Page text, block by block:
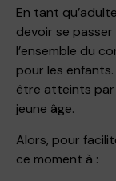
En tant
devoir se
l’ensemble du
pour les
être atteints par
jeune âge.
Alors, pour
ce moment à :